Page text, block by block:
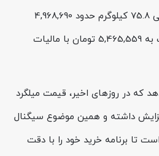
شاخه ۱۲ متری با وزن تقریبی 75.8 کیلوگرم حدود 4,968,690
تومان بدون مالیات و نزدیک به 5,465,559 تومان با مالیات
که در روزهای اخیر، قیمت میلگرد
افزایش داشته و همین موضوع سیگنال
تا برنامه خرید خود را با دقت